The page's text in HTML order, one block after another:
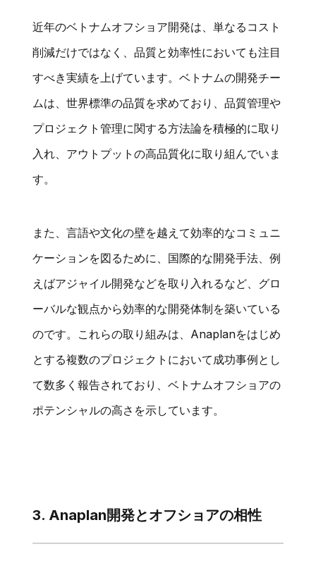
近年のベトナムオフショア開発は、単なるコスト
削減だけではなく、品質と効率性においても注目
すべき実績を上げています。ベトナムの開発チー
ムは、世界標準の品質を求めており、品質管理や
プロジェクト管理に関する方法論を積極的に取り
入れ、アウトプットの高品質化に取り組んでいま
す。
また、言語や文化の壁を越えて効率的なコミュニ
ケーションを図るために、国際的な開発手法、例
えばアジャイル開発などを取り入れるなど、グロ
ーバルな観点から効率的な開発体制を築いている
のです。これらの取り組みは、Anaplanをはじめ
とする複数のプロジェクトにおいて成功事例とし
て数多く報告されており、ベトナムオフショアの
ポテンシャルの高さを示しています。
3. Anaplan開発とオフショアの相性